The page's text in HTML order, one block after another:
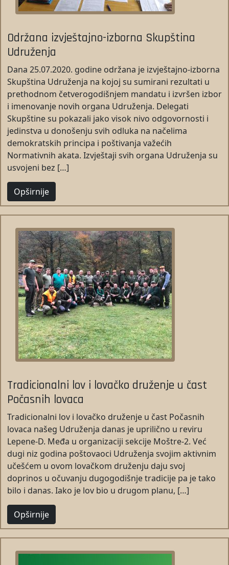
Održana izvještajno-izborna Skupština
Udruženja
Dana 25.07.2020. godine održana je izvještajno-izborna
Skupština Udruženja na kojoj su sumirani rezultati u
prethodnom četverogodišnjem mandatu i izvršen izbor
i imenovanje novih organa Udruženja. Delegati
Skupštine su pokazali jako visok nivo odgovornosti i
jedinstva u donošenju svih odluka na načelima
demokratskih principa i poštivanja važećih
Normativnih akata. Izvještaji svih organa Udruženja su
usvojeni bez […]
Opširnije
Tradicionalni lov i lovačko druženje u čast
Počasnih lovaca
Tradicionalni lov i lovačko druženje u čast Počasnih
lovaca našeg Udruženja danas je uprilično u reviru
Lepene-D. Međa u organizaciji sekcije Moštre-2. Već
dugi niz godina poštovaoci Udruženja svojim aktivnim
učešćem u ovom lovačkom druženju daju svoj
doprinos u očuvanju dugogodišnje tradicije pa je tako
bilo i danas. Iako je lov bio u drugom planu, […]
Opširnije